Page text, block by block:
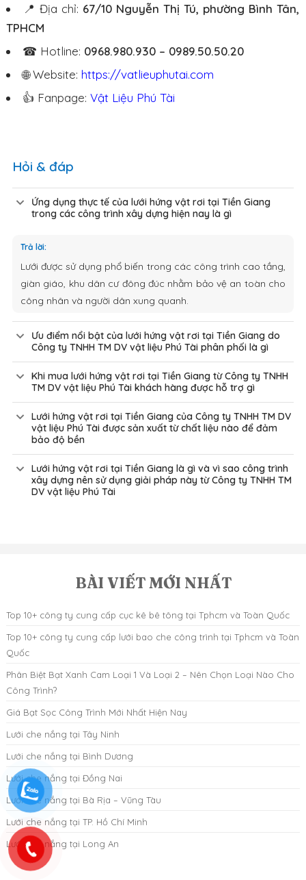
📍 Địa chỉ: 67/10 Nguyễn Thị Tú, phường Bình Tân,
TPHCM
☎ Hotline: 0968.980.930 – 0989.50.50.20
🌐 Website: https://vatlieuphutai.com
👍 Fanpage: Vật Liệu Phú Tài
Hỏi & đáp
Ứng dụng thực tế của lưới hứng vật rơi tại Tiền Giang
trong các công trình xây dựng hiện nay là gì
Trả lời:
Lưới được sử dụng phổ biến trong các công trình cao tầng,
giàn giáo, khu dân cư đông đúc nhằm bảo vệ an toàn cho
công nhân và người dân xung quanh.
Ưu điểm nổi bật của lưới hứng vật rơi tại Tiền Giang do
Công ty TNHH TM DV vật liệu Phú Tài phân phối là gì
Khi mua lưới hứng vật rơi tại Tiền Giang từ Công ty TNHH
TM DV vật liệu Phú Tài khách hàng được hỗ trợ gì
Lưới hứng vật rơi tại Tiền Giang của Công ty TNHH TM DV
vật liệu Phú Tài được sản xuất từ chất liệu nào để đảm
bảo độ bền
Lưới hứng vật rơi tại Tiền Giang là gì và vì sao công trình
xây dựng nên sử dụng giải pháp này từ Công ty TNHH TM
DV vật liệu Phú Tài
BÀI VIẾT MỚI NHẤT
Top 10+ công ty cung cấp cục kê bê tông tại Tphcm và Toàn Quốc
Top 10+ công ty cung cấp lưới bao che công trình tại Tphcm và Toàn
Quốc
Phân Biệt Bạt Xanh Cam Loại 1 Và Loại 2 – Nên Chọn Loại Nào Cho
Công Trình?
Giá Bạt Sọc Công Trình Mới Nhất Hiện Nay
Lưới che nắng tại Tây Ninh
Lưới che nắng tại Bình Dương
Lưới che nắng tại Đồng Nai
Lưới che nắng tại Bà Rịa – Vũng Tàu
Lưới che nắng tại TP. Hồ Chí Minh
Lưới che nắng tại Long An